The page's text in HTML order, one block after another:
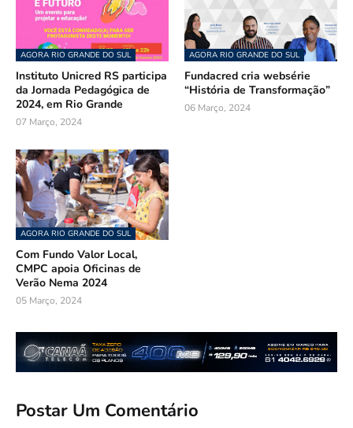
AGORA RIO GRANDE DO SUL
Instituto Unicred RS participa
da Jornada Pedagógica de
2024, em Rio Grande
07 Março, 2024
AGORA RIO GRANDE DO SUL
Fundacred cria websérie
“História de Transformação”
06 Março, 2024
AGORA RIO GRANDE DO SUL
Com Fundo Valor Local,
CMPC apoia Oficinas de
Verão Nema 2024
05 Março, 2024
Postar Um Comentário